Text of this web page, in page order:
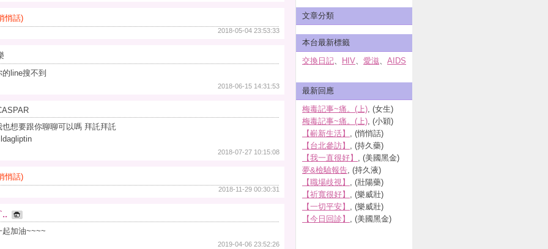
悄話)
2018-05-04 23:53:33
的line搜不到
2018-06-15 14:31:53
也想要跟你聊聊可以嗎 拜託拜託
2018-07-27 10:15:08
悄話)
2018-11-29 00:30:31
起加油~~~~
2019-04-06 23:52:26
文章分類
本台最新標籤
交換日記、 HIV、 愛滋、 AIDS
最新回應
梅毒記事~痛。(上), (女生)
梅毒記事~痛。(上), (小穎)
【嶄新生活】 , (悄悄話)
【台北參訪】 , (持久藥)
【我一直很好】 , (美國黑金)
夢&檢驗報告, (持久液)
【職場歧視】 , (壯陽藥)
【祈寬很好】 , (樂威壯)
【一切平安】 , (樂威壯)
【今日回診】 , (美國黑金)